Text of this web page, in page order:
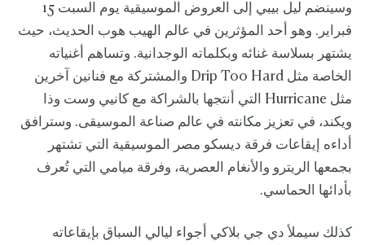
وسينضم ليل بيبي إلى العروض الموسيقية يوم السبت 15
فبراير. وهو أحد المؤثرين في عالم الهيب هوب الحديث، حيث
يشتهر بسلاسة غنائه وبكلماته الوجدانية. وتساهم أغنياته
الخاصة مثل Drip Too Hard والمشتركة مع فنانين آخرين
مثل Hurricane التي أنتجها بالشراكة مع كانيي وست وذا
ويكند، في تعزيز مكانته في عالم صناعة الموسيقى. وسترافق
أداءه إيقاعات فرقة ديسكو مصر الموسيقية التي تشتهر
بجمعها الريترو والأنغام العصرية، وفرقة ميامي التي تُعرف
بأدائها الحماسي.
كذلك سيملأ دي جي بلاكي أجواء ليالي السباق بإيقاعاته